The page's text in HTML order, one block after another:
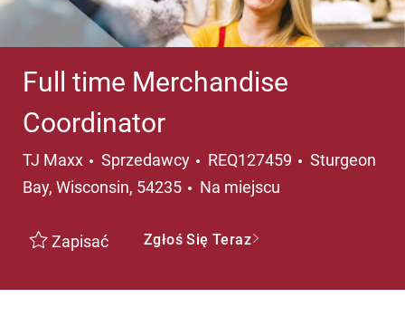
Full time Merchandise
Coordinator
TJ Maxx Kategoria
Sprzedawcy REQ127459 Lokalizacja
Sturgeon
Bay, Wisconsin, 54235
Na miejscu
Zapisać Zgłoś Się Teraz